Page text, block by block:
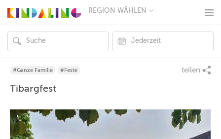
REGION WÄHLEN
MÜNCHEN
HAMBURG
FRANKFURT
KÖLN
DRESDEN
#Ganze Familie #Feste teilen
Tibargfest